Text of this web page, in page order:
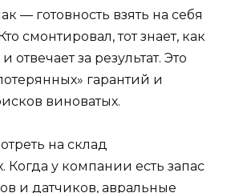
— готовность взять на себя
смонтировал, тот знает, как
за результат. Это
гарантий и
виноватых.
на склад
у компании есть запас
и датчиков, авральные